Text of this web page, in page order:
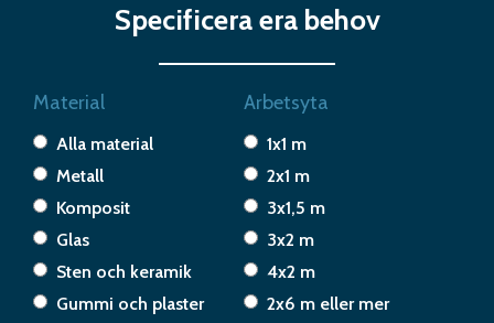
Specificera era behov
Material
Alla material
Metall
Komposit
Glas
Sten och keramik
Gummi och plaster
Arbetsyta
1x1 m
2x1 m
3x1,5 m
3x2 m
4x2 m
2x6 m eller mer